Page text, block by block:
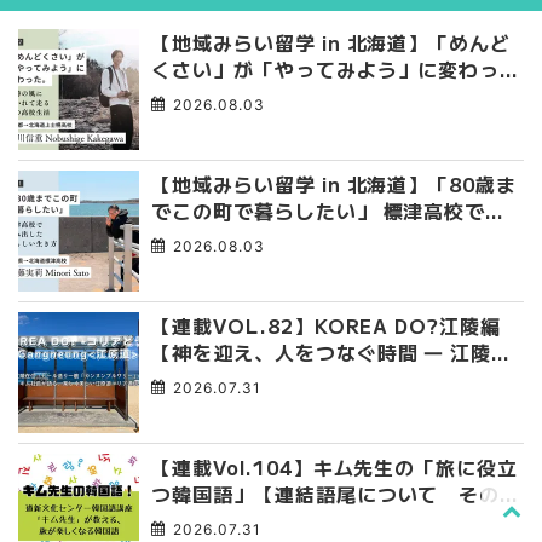
【地域みらい留学 in 北海道】「めんど
くさい」が「やってみよう」に変わっ
た。 十勝の風に吹かれて走る、僕の泥
2026.08.03
【地域みらい留学 in 北海道】「80歳ま
でこの町で暮らしたい」 標津高校で踏
み出した、私らしい生き方
2026.08.03
【連載VOL.82】KOREA DO?江陵編
【神を迎え、人をつなぐ時間 ― 江陵端
午祭 】
2026.07.31
【連載Vol.104】キム先生の「旅に役立
つ韓国語」【連結語尾について その
4】2026.07.31